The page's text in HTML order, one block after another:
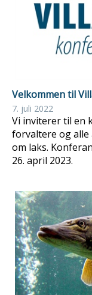
Velkommen til
7. juli 2022
Vi inviterer til en
forvaltere og alle
om laks.
26. april 2023.